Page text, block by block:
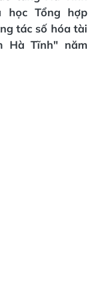
học Tổng hợp
tác số hóa tài
Hà Tĩnh" năm